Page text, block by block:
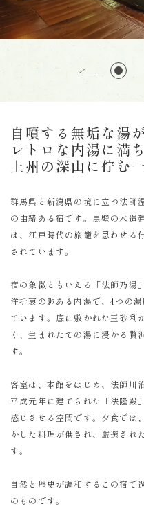
自噴する無垢な湯
レトロな内湯に満
上州の深山に佇む
群馬県と新潟県の境に立つ法師
の由緒ある宿です。黒壁の木造
は、江戸時代の旅籠を思わせる
されています。
宿の象徴ともいえる「法師乃湯
洋折衷の趣ある内湯で、4つの
ています。底に敷かれた玉砂利
く、生まれたての湯に浸かる贅
す。
客室は、本館をはじめ、法師川
平成元年に建てられた「法隆殿
感じさせる空間です。夕食では
かした料理が供され、厳選され
す。
自然と歴史が調和するこの宿で
のものです。